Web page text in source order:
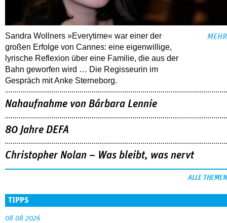
Sandra Wollners »Everytime« war einer der
großen Erfolge von Cannes: eine eigenwillige,
lyrische Reflexion über eine ­Familie, die aus der
Bahn geworfen wird … Die Regisseurin im
Gespräch mit Anke Sterneborg.
MEHR
Nahaufnahme von Bárbara Lennie
80 Jahre DEFA
Christopher Nolan – Was bleibt, was nervt
ALLE THEMEN
TIPPS
08.08.2026